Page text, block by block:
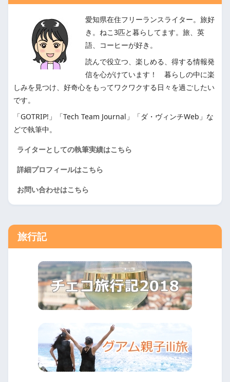
愛知県在住フリーランスライター。旅好
き。ねこ3匹と暮らしてます。旅、英
語、コーヒーが好き。
読んで役立つ、楽しめる、得する情報発
信を心がけています！ 暮らしの中に楽
しみを見つけ、好奇心をもってワクワクする日々を過ごしたい
です。
「GOTRIP!」「Tech Team Journal」「ダ・ヴィンチWeb」な
どで執筆中。
ライターとしての執筆実績はこちら
詳細プロフィールはこちら
お問い合わせはこちら
旅行記